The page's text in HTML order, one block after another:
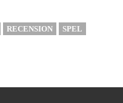
RECENSION SPEL